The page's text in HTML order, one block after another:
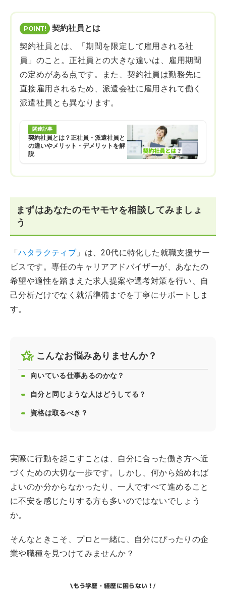
契約社員とは
契約社員とは、「期間を限定して雇用される社
員」のこと。正社員との大きな違いは、雇用期間
の定めがある点です。また、契約社員は勤務先に
直接雇用されるため、派遣会社に雇用されて働く
派遣社員とも異なります。
関連記事
契約社員とは？正社員・派遣社員と
の違いやメリット・デメリットを解
説
まずはあなたのモヤモヤを相談してみましょ
う
「ハタラクティブ 」は、20代に特化した就職支援サー
ビスです。専任のキャリアアドバイザーが、あなたの
希望や適性を踏まえた求人提案や選考対策を行い、自
己分析だけでなく就活準備までを丁寧にサポートしま
す。
こんなお悩みありませんか？
向いている仕事あるのかな？
自分と同じような人はどうしてる？
資格は取るべき？
実際に行動を起こすことは、自分に合った働き方へ近
づくための大切な一歩です。しかし、何から始めれば
よいのか分からなかったり、一人ですべて進めること
に不安を感じたりする方も多いのではないでしょう
か。
そんなときこそ、プロと一緒に、自分にぴったりの企
業や職種を見つけてみませんか？
\もう学歴・経歴に困らない！/